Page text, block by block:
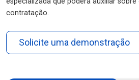
contratação.
Solicite uma demonstração